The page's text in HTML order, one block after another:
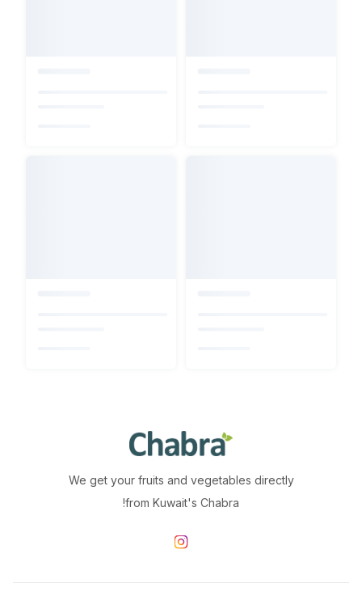
We get your fruits and vegetables directly
from Kuwait's Chabra!